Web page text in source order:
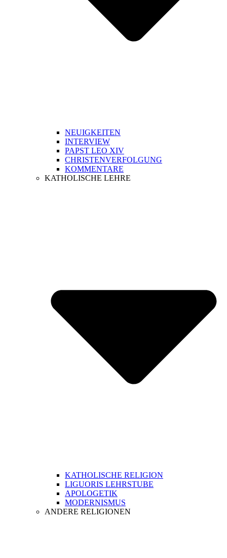
NEUIGKEITEN
INTERVIEW
PAPST LEO XIV
CHRISTENVERFOLGUNG
KOMMENTARE
KATHOLISCHE LEHRE
KATHOLISCHE RELIGION
LIGUORIS LEHRSTUBE
APOLOGETIK
MODERNISMUS
ANDERE RELIGIONEN